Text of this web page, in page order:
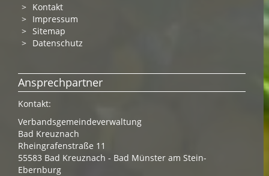
Kontakt
Impressum
Sitemap
Datenschutz
Ansprechpartner
Kontakt:
Verbandsgemeindeverwaltung
Bad Kreuznach
Rheingrafenstraße 11
55583 Bad Kreuznach - Bad Münster am Stein-
Ebernburg